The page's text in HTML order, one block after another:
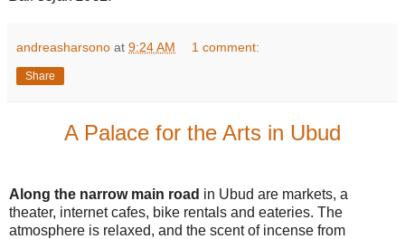
andreasharsono at 9:24 AM 1 comment:
Share
A Palace for the Arts in Ubud
Along the narrow main road in Ubud are markets, a
theater, internet cafes, bike rentals and eateries. The
atmosphere is relaxed, and the scent of incense from